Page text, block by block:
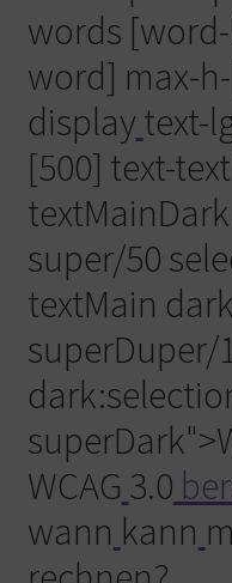
words
word] max-
displaytext-
[500] text-
super/50
textMain
superDuper/
WCAG 3.0
wann kann